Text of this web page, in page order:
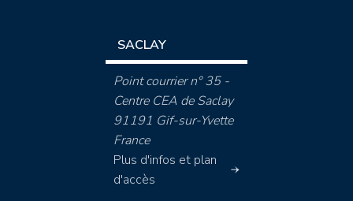
SACLAY
Point courrier n° 35 -
Centre CEA de Saclay
91191 Gif-sur-Yvette
France
Plus d'infos et plan
d'accès